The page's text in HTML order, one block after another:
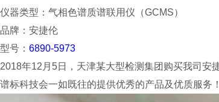
仪器类型：气相色谱质谱联用仪（GCMS）
品牌：安捷伦
型号： 6890-5973
2018年12月5日，天津某大型检测集团购买我司安
谱标科技会一如既往的提供优秀的产品及优质服务！